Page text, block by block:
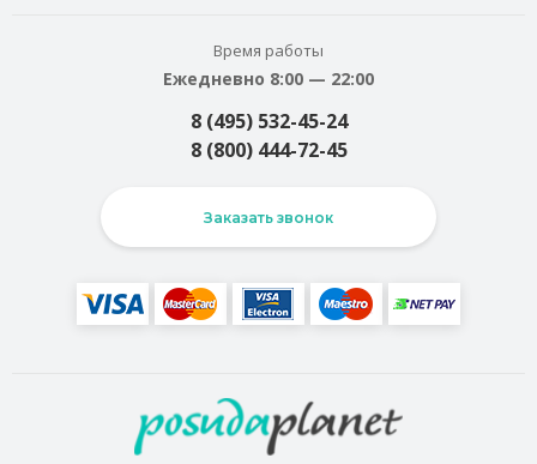
Время работы
Ежедневно 8:00 — 22:00
8 (495) 532-45-24
8 (800) 444-72-45
Заказать звонок